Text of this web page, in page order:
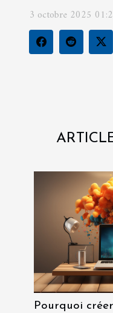
3 octobre 2025
Pourquoi